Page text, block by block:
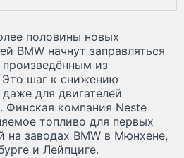
половины новых
BMW начнут заправляться
из
Это шаг к снижению
для двигателей
Финская компания Neste
топливо для первых
на заводах BMW в Мюнхене,
и Лейпциге.